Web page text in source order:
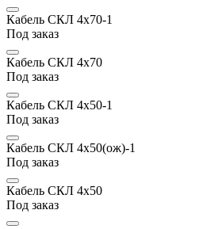
Кабель СКЛ 4х70-1
Под заказ
Кабель СКЛ 4х70
Под заказ
Кабель СКЛ 4х50-1
Под заказ
Кабель СКЛ 4х50(ож)-1
Под заказ
Кабель СКЛ 4х50
Под заказ